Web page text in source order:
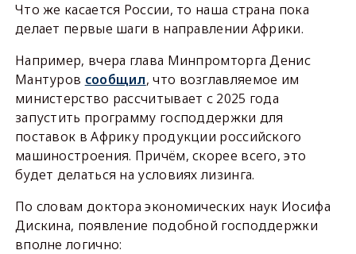
Что же касается России, то наша страна пока
делает первые шаги в направлении Африки.
Например, вчера глава Минпромторга Денис
Мантуров сообщил, что возглавляемое им
министерство рассчитывает с 2025 года
запустить программу господдержки для
поставок в Африку продукции российского
машиностроения. Причём, скорее всего, это
будет делаться на условиях лизинга.
По словам доктора экономических наук Иосифа
Дискина, появление подобной господдержки
вполне логично: